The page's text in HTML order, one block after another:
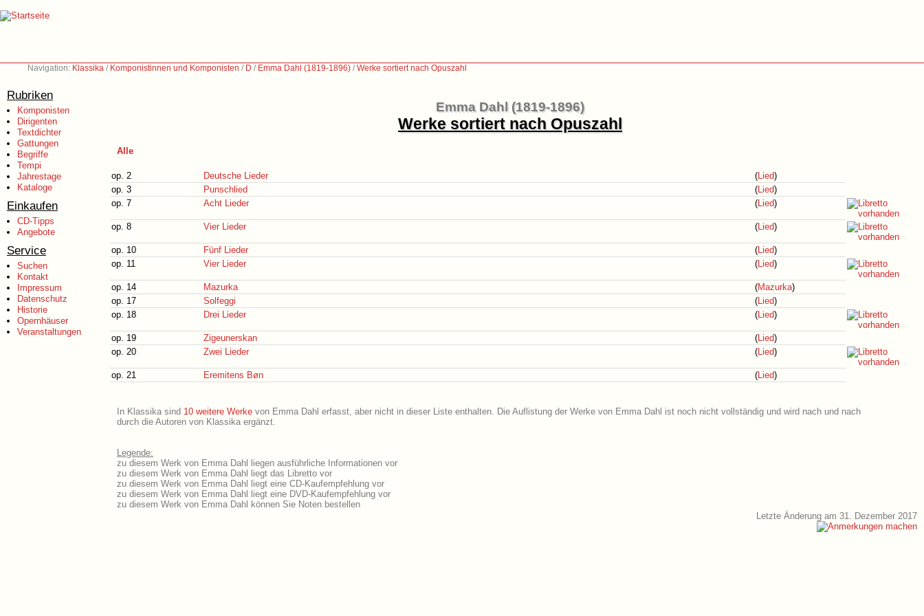
Navigation: Klassika / Komponistinnen und Komponisten / D / Emma Dahl (1819-1896) /Werke sortiert nach Opuszahl
Rubriken
Komponisten
Dirigenten
Textdichter
Gattungen
Begriffe
Tempi
Jahrestage
Kataloge
Einkaufen
CD-Tipps
Angebote
Service
Suchen
Kontakt
Impressum
Datenschutz
Historie
Opernhäuser
Veranstaltungen
Emma Dahl (1819-1896)
Werke sortiert nach Opuszahl
Alle
op. 2 Deutsche Lieder (Lied)
op. 3
Punschlied (Lied)
op. 7
Acht Lieder (Lied)
op. 8 Vier Lieder (Lied)
op. 10 Fünf Lieder (Lied)
op. 11
Vier Lieder (Lied)
op. 14 Mazurka (Mazurka)
op. 17
Solfeggi (Lied)
op. 18
Drei Lieder (Lied)
op. 19 Zigeunerskan (Lied)
op. 20
Zwei Lieder (Lied)
op. 21 Eremitens Bøn (Lied)
In Klassika sind 10 weitere Werke von Emma Dahl erfasst, aber nicht in dieser Liste enthalten. Die Auflistung der Werke von Emma Dahl ist noch nicht vollständig und wird nach und nach
durch die Autoren von Klassika ergänzt.
Legende:
zu diesem Werk von Emma Dahl liegen ausführliche Informationen vor
zu diesem Werk von Emma Dahl liegt das Libretto vor
zu diesem Werk von Emma Dahl liegt eine CD-Kaufempfehlung vor
zu diesem Werk von Emma Dahl liegt eine DVD-Kaufempfehlung vor
zu diesem Werk von Emma Dahl können Sie Noten bestellen
Letzte Änderung am 31. Dezember 2017